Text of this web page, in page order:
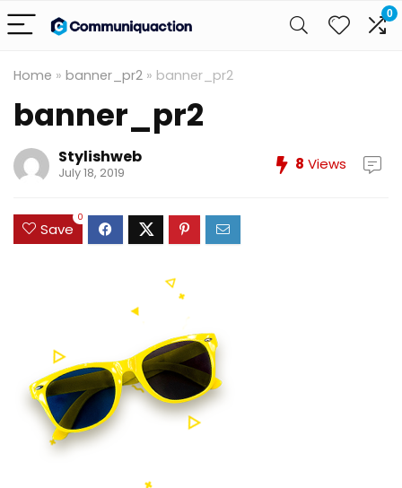
0
Home » banner_pr2 » banner_pr2
banner_pr2
Stylishweb
July 18, 2019 8 Views
Save
0